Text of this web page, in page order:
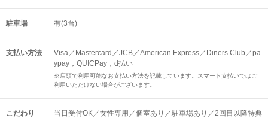
駐車場 有(3台)
支払い方法
Visa／Mastercard／JCB／American Express／Diners Club／pa
ypay，QUICPay，d払い
※店頭で利用可能なお支払い方法を記載しています。スマート支払いではご
利用いただけない場合がございます。
こだわり
当日受付OK／女性専用／個室あり／駐車場あり／2回目以降特典